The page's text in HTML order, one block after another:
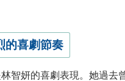
的喜劇節奏
智妍的喜劇表現。她過去